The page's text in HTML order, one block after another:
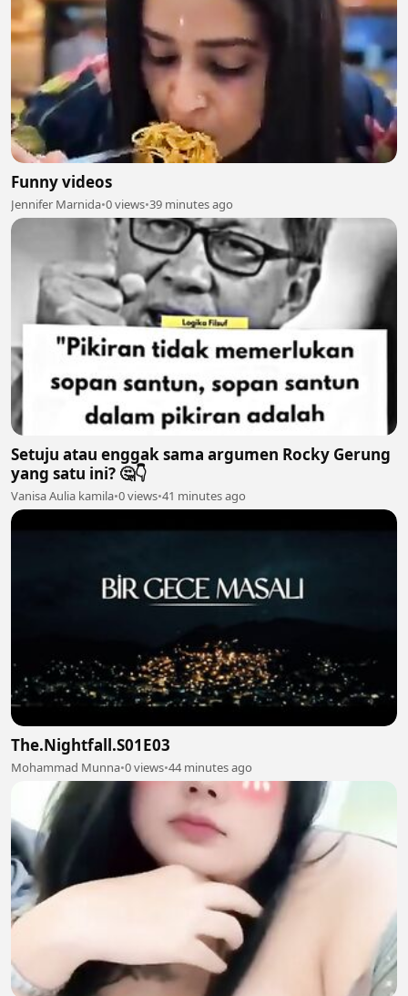
Funny videos
Jennifer Marnida•0 views•39 minutes ago
Setuju atau enggak sama argumen Rocky Gerung
yang satu ini? 🤔👇
Vanisa Aulia kamila•0 views•41 minutes ago
The.Nightfall.S01E03
Mohammad Munna•0 views•44 minutes ago